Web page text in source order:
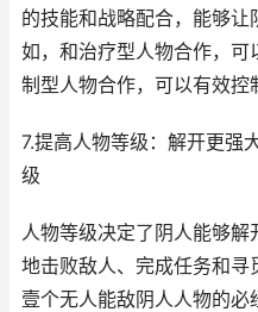
的技能和战略配合，能够
如，和治疗型人物合作，
制型人物合作，可以有效控
7.提高人物等级：解开更强
级
人物等级决定了阴人能够
地击败敌人、完成任务和
壹个无人能敌阴人人物的